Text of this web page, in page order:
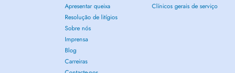
Apresentar queixa
Resolução de litígios
Sobre nós
Imprensa
Blog
Carreiras
Clínicos gerais de serviço